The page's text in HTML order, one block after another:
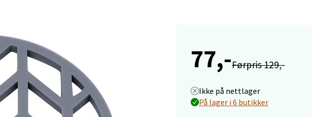
77,-Førpris 129,-
Ikke på nettlager
På lager i 6 butikker
- Markens
markensgate 25B, 4611 Kristiansand
10-17
Velg